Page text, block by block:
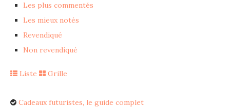
Les plus commentés
Les mieux notés
Revendiqué
Non revendiqué
Liste Grille
Cadeaux futuristes, le guide complet